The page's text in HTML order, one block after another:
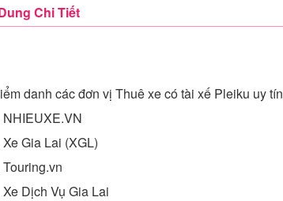
Chi Tiết
danh các đơn vị Thuê xe có tài xế Pleiku uy tín
NHIEUXE.VN
Xe Gia Lai (XGL)
Touring.vn
Xe Dịch Vụ Gia Lai